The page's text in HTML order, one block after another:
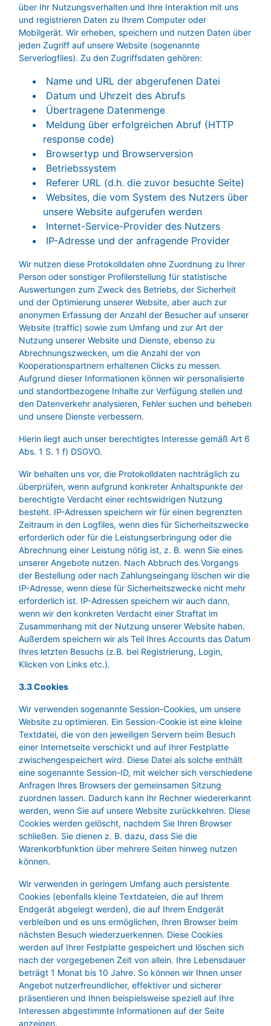
über Ihr Nutzungsverhalten und Ihre Interaktion mit uns
und registrieren Daten zu Ihrem Computer oder
Mobilgerät. Wir erheben, speichern und nutzen Daten über
jeden Zugriff auf unsere Website (sogenannte
Serverlogfiles). Zu den Zugriffsdaten gehören:
Name und URL der abgerufenen Datei
Datum und Uhrzeit des Abrufs
Übertragene Datenmenge
Meldung über erfolgreichen Abruf (HTTP
response code)
Browsertyp und Browserversion
Betriebssystem
Referer URL (d.h. die zuvor besuchte Seite)
Websites, die vom System des Nutzers über
unsere Website aufgerufen werden
Internet-Service-Provider des Nutzers
IP-Adresse und der anfragende Provider
Wir nutzen diese Protokolldaten ohne Zuordnung zu Ihrer
Person oder sonstiger Profilerstellung für statistische
Auswertungen zum Zweck des Betriebs, der Sicherheit
und der Optimierung unserer Website, aber auch zur
anonymen Erfassung der Anzahl der Besucher auf unserer
Website (traffic) sowie zum Umfang und zur Art der
Nutzung unserer Website und Dienste, ebenso zu
Abrechnungszwecken, um die Anzahl der von
Kooperationspartnern erhaltenen Clicks zu messen.
Aufgrund dieser Informationen können wir personalisierte
und standortbezogene Inhalte zur Verfügung stellen und
den Datenverkehr analysieren, Fehler suchen und beheben
und unsere Dienste verbessern.
Hierin liegt auch unser berechtigtes Interesse gemäß Art 6
Abs. 1 S. 1 f) DSGVO.
Wir behalten uns vor, die Protokolldaten nachträglich zu
überprüfen, wenn aufgrund konkreter Anhaltspunkte der
berechtigte Verdacht einer rechtswidrigen Nutzung
besteht. IP-Adressen speichern wir für einen begrenzten
Zeitraum in den Logfiles, wenn dies für Sicherheitszwecke
erforderlich oder für die Leistungserbringung oder die
Abrechnung einer Leistung nötig ist, z. B. wenn Sie eines
unserer Angebote nutzen. Nach Abbruch des Vorgangs
der Bestellung oder nach Zahlungseingang löschen wir die
IP-Adresse, wenn diese für Sicherheitszwecke nicht mehr
erforderlich ist. IP-Adressen speichern wir auch dann,
wenn wir den konkreten Verdacht einer Straftat im
Zusammenhang mit der Nutzung unserer Website haben.
Außerdem speichern wir als Teil Ihres Accounts das Datum
Ihres letzten Besuchs (z.B. bei Registrierung, Login,
Klicken von Links etc.).
3.3 Cookies
Wir verwenden sogenannte Session-Cookies, um unsere
Website zu optimieren. Ein Session-Cookie ist eine kleine
Textdatei, die von den jeweiligen Servern beim Besuch
einer Internetseite verschickt und auf Ihrer Festplatte
zwischengespeichert wird. Diese Datei als solche enthält
eine sogenannte Session-ID, mit welcher sich verschiedene
Anfragen Ihres Browsers der gemeinsamen Sitzung
zuordnen lassen. Dadurch kann Ihr Rechner wiedererkannt
werden, wenn Sie auf unsere Website zurückkehren. Diese
Cookies werden gelöscht, nachdem Sie Ihren Browser
schließen. Sie dienen z. B. dazu, dass Sie die
Warenkorbfunktion über mehrere Seiten hinweg nutzen
können.
Wir verwenden in geringem Umfang auch persistente
Cookies (ebenfalls kleine Textdateien, die auf Ihrem
Endgerät abgelegt werden), die auf Ihrem Endgerät
verbleiben und es uns ermöglichen, Ihren Browser beim
nächsten Besuch wiederzuerkennen. Diese Cookies
werden auf Ihrer Festplatte gespeichert und löschen sich
nach der vorgegebenen Zeit von allein. Ihre Lebensdauer
beträgt 1 Monat bis 10 Jahre. So können wir Ihnen unser
Angebot nutzerfreundlicher, effektiver und sicherer
präsentieren und Ihnen beispielsweise speziell auf Ihre
Interessen abgestimmte Informationen auf der Seite
anzeigen.